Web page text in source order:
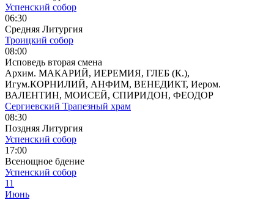
Успенский собор
06:30
Средняя Литургия
Троицкий собор
08:00
Исповедь вторая смена
Архим. МАКАРИЙ, ИЕРЕМИЯ, ГЛЕБ (К.),
Игум.КОРНИЛИЙ, АНФИМ, ВЕНЕДИКТ, Иером.
ВАЛЕНТИН, МОИСЕЙ, СПИРИДОН, ФЕОДОР
Сергиевский Трапезный храм
08:30
Поздняя Литургия
Успенский собор
17:00
Всенощное бдение
Успенский собор
11
Июнь